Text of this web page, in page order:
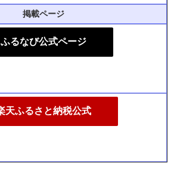
掲載ページ
ふるなび公式ページ
天ふるさと納税公式